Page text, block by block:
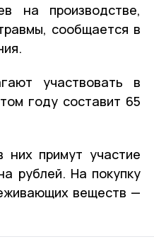
на производстве,
сообщается в
участвовать в
году составит 65
них примут участие
рублей. На покупку
веществ —